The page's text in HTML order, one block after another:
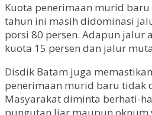
Kuota penerimaan murid baru
tahun ini masih didominasi
porsi 80 persen. Adapun jalur
kuota 15 persen dan jalur
Disdik Batam juga
penerimaan murid baru tidak
Masyarakat diminta berhati-
pungutan liar maupun oknum